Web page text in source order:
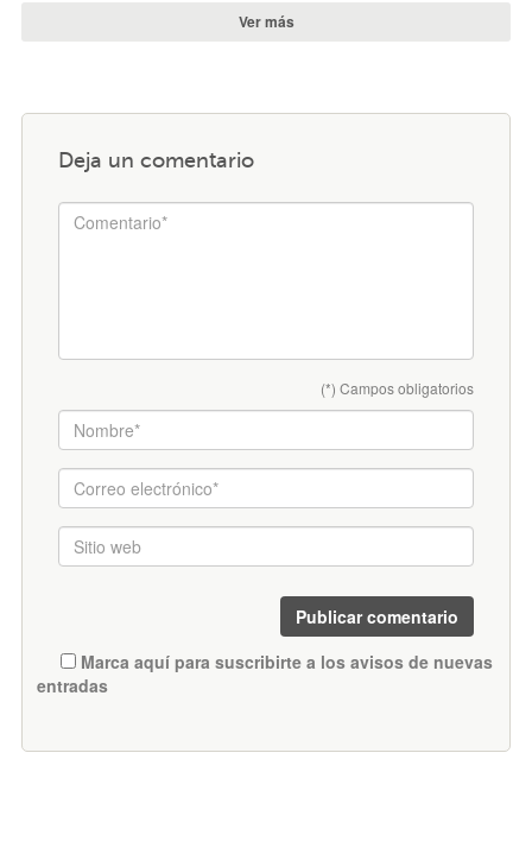
Ver más
Deja un comentario
(*) Campos obligatorios
Marca aquí para suscribirte a los avisos de nuevas
entradas